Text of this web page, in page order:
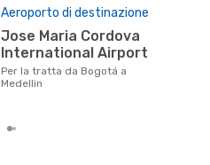
Aeroporto di destinazione
Jose Maria Cordova
International Airport
Per la tratta da Bogotá a
Medellin